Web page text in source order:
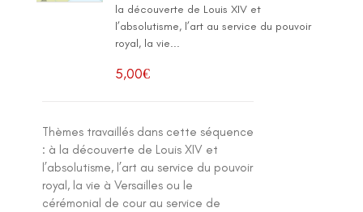
la découverte de Louis XIV et
l’absolutisme, l’art au service du pouvoir
royal, la vie...
5,00€
Thèmes travaillés dans cette séquence
: à la découverte de Louis XIV et
l’absolutisme, l’art au service du pouvoir
royal, la vie à Versailles ou le
cérémonial de cour au service de